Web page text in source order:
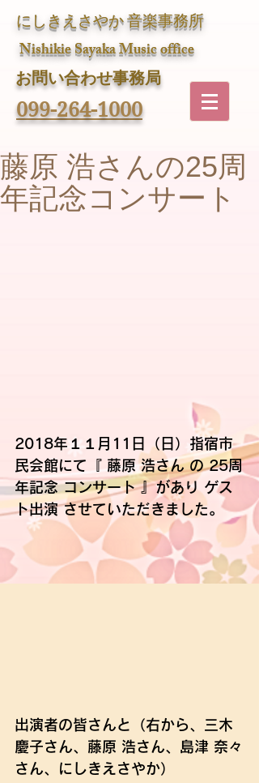
にしきえさやか 音楽事務所
Nishikie Sayaka Music office
​お問い合わせ事務局
099-264-1000
藤原 浩さんの25周
年記念コンサート
2018年１１月11日（日）指宿市
民会館にて『 藤原 浩さん の 25周
年記念 コンサート 』があり ゲス
ト出演 させていただきました。
出演者の皆さんと（右から、三木
慶子さん、藤原 浩さん、島津 奈々
さん、にしきえさやか）